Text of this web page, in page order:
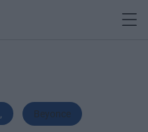
, Beyonce